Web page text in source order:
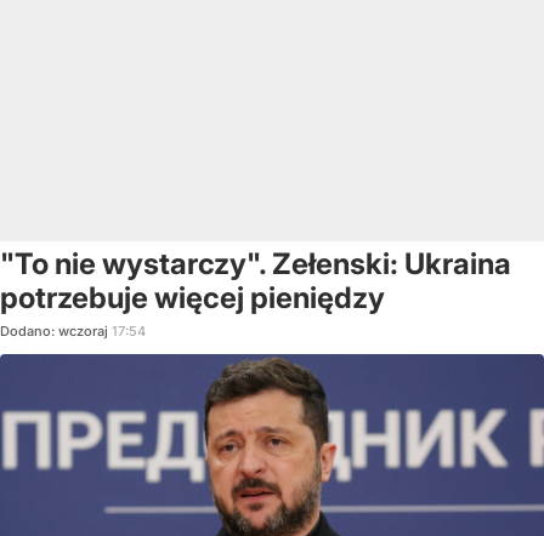
"To nie wystarczy". Zełenski: Ukraina
potrzebuje więcej pieniędzy
Dodano: wczoraj 17:54